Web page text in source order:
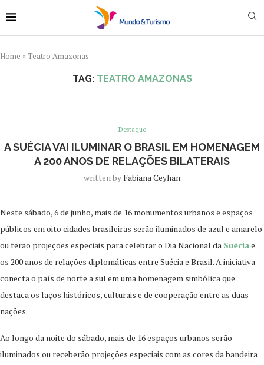
Home »Teatro Amazonas
TAG: TEATRO AMAZONAS
Destaque
A SUÉCIA VAI ILUMINAR O BRASIL EM HOMENAGEM
A 200 ANOS DE RELAÇÕES BILATERAIS
written byFabiana Ceyhan
Neste sábado, 6 de junho, mais de 16 monumentos urbanos e espaços
públicos em oito cidades brasileiras serão iluminados de azul e amarelo
ou terão projeções especiais para celebrar o Dia Nacional da Suéciae
os 200 anos de relações diplomáticas entre Suécia e Brasil. A iniciativa
conecta o país de norte a sul em uma homenagem simbólica que
destaca os laços históricos, culturais e de cooperação entre as duas
nações.
Ao longo da noite do sábado, mais de 16 espaços urbanos serão
iluminados ou receberão projeções especiais com as cores da bandeira